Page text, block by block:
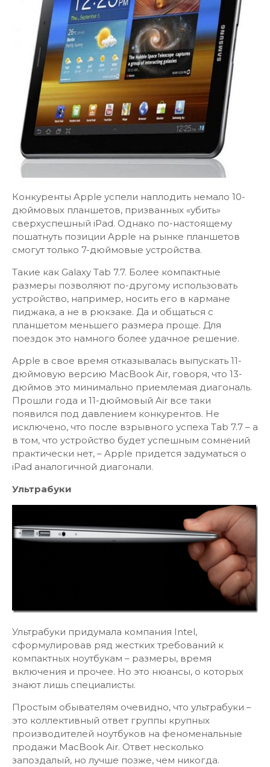
Конкуренты Apple успели наплодить немало 10-
дюймовых планшетов, призванных «убить»
сверхуспешный iPad. Однако по-настоящему
пошатнуть позиции Apple на рынке планшетов
смогут только 7-дюймовые устройства.
Такие как Galaxy Tab 7.7. Более компактные
размеры позволяют по-другому использовать
устройство, например, носить его в кармане
пиджака, а не в рюкзаке. Да и общаться с
планшетом меньшего размера проще. Для
поездок это намного более удачное решение.
Apple в свое время отказывалась выпускать 11-
дюймовую версию MacBook Air, говоря, что 13-
дюймов это минимально приемлемая диагональ.
Прошли года и 11-дюймовый Air все таки
появился под давлением конкурентов. Не
исключено, что после взрывного успеха Tab 7.7 – а
в том, что устройство будет успешным сомнений
практически нет, – Apple придется задуматься о
iPad аналогичной диагонали.
Ультрабуки
Ультрабуки придумала компания Intel,
сформулировав ряд жестких требований к
компактных ноутбукам – размеры, время
включения и прочее. Но это нюансы, о которых
знают лишь специалисты.
Простым обывателям очевидно, что ультрабуки –
это коллективный ответ группы крупных
производителей ноутбуков на феноменальные
продажи MacBook Air. Ответ несколько
запоздалый, но лучше позже, чем никогда.